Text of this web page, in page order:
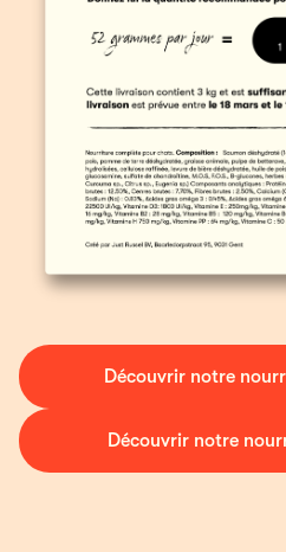
Découvrir notre
Découvrir notre